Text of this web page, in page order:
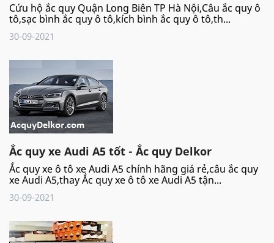
Cứu hộ ắc quy Quận Long Biên TP Hà Nội,Câu ắc quy ô
tô,sạc bình ắc quy ô tô,kích bình ắc quy ô tô,th...
30-09-2021
Ắc quy xe Audi A5 tốt - Ắc quy Delkor
Ắc quy xe ô tô xe Audi A5 chính hãng giá rẻ,câu ắc quy
xe Audi A5,thay Ắc quy xe ô tô xe Audi A5 tận...
30-09-2021